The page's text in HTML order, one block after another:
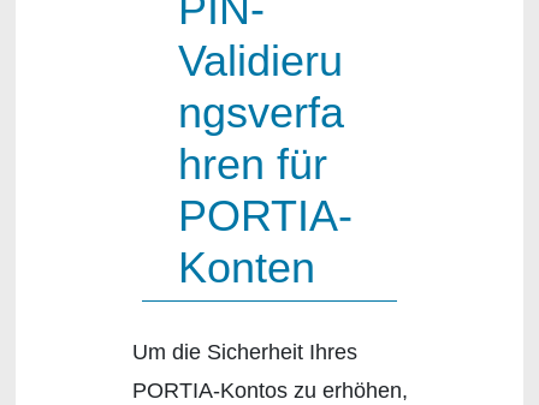
Validieru
ngsverfa
hren für
PORTIA-
Konten
Um die Sicherheit Ihres
PORTIA-Kontos zu erhöhen,